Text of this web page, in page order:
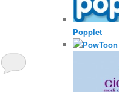
Popplet